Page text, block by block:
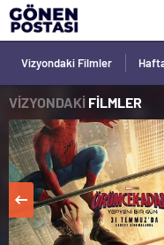
Vizyondaki Filmler
VİZYONDAKİ FİLMLER